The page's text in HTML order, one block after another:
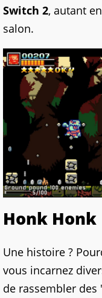
Switch 2, autant
salon.
Honk Honk
Une histoire ?
vous incarnez
de rassembler des